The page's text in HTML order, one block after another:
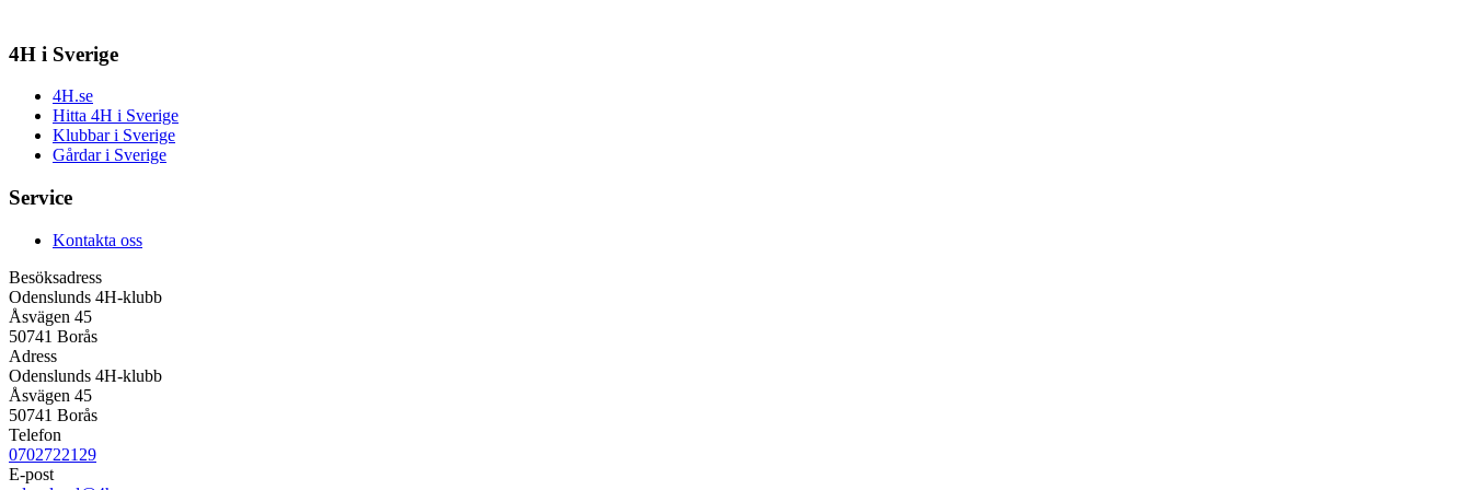
4H i Sverige
4H.se
Hitta 4H i Sverige
Klubbar i Sverige
Gårdar i Sverige
Service
Kontakta oss
Besöksadress
Odenslunds 4H-klubb
Åsvägen 45
50741 Borås
Adress
Odenslunds 4H-klubb
Åsvägen 45
50741 Borås
Telefon
0702722129
E-post